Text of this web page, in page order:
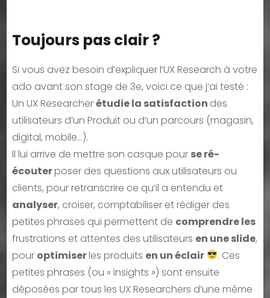
Toujours pas clair ?
Si vous avez besoin d’expliquer l’UX Research à votre
ado avant son stage de 3e, voici ce que j’ai testé :
Un UX Researcherétudie la satisfaction des
utilisateurs d’un Produit ou d’un parcours (magasin,
digital, mobile…).
Il lui arrive de mettre son casque pour se ré-
écouterposer des questions aux utilisateurs ou
clients, pour retranscrire ce qu’il a entendu et
analyser, croiser, comptabiliser et rédiger des
petites phrases qui permettent de comprendre les
frustrations et attentes des utilisateurs en une slide,
pour optimiserles produits en un éclair
. Ces
petites phrases (ou « insights ») sont ensuite
déposées par tous les UX Researchers d’une même